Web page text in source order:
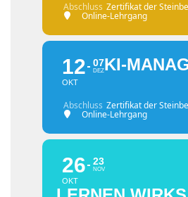
Abschluss Zertifikat der
Online-Lehrgang
12
OKT
07
DEZKI-
Abschluss Zertifikat der
Online-Lehrgang
26
OKT
23
NOV